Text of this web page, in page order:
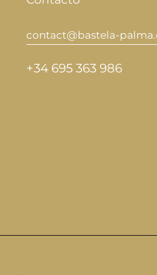
contact@bastela-
+34 695 363 986